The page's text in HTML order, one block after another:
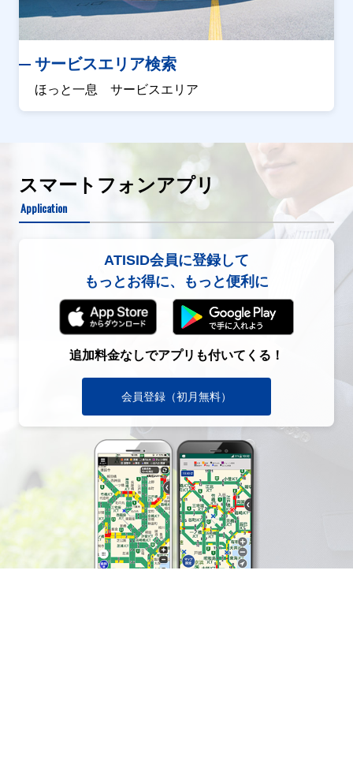
サービスエリア検索
ほっと一息 サービスエリア
スマートフォンアプリ
Application
ATISID会員に登録して
もっとお得に、もっと便利に
追加料金なしでアプリも付いてくる！
会員登録（初月無料）